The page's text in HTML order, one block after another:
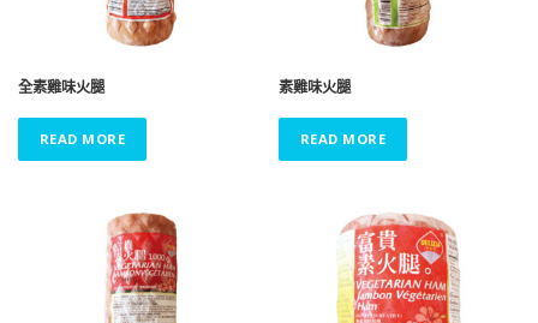
全素雞味火腿
READ MORE
素雞味火腿
READ MORE